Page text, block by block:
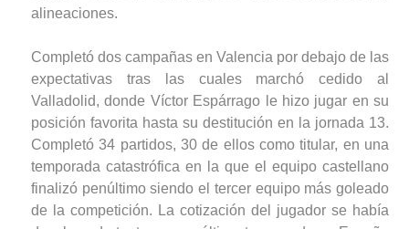
alineaciones.
Completó dos campañas en Valencia por debajo de las
expectativas tras las cuales marchó cedido al
Valladolid, donde Víctor Espárrago le hizo jugar en su
posición favorita hasta su destitución en la jornada 13.
Completó 34 partidos, 30 de ellos como titular, en una
temporada catastrófica en la que el equipo castellano
finalizó penúltimo siendo el tercer equipo más goleado
de la competición. La cotización del jugador se había